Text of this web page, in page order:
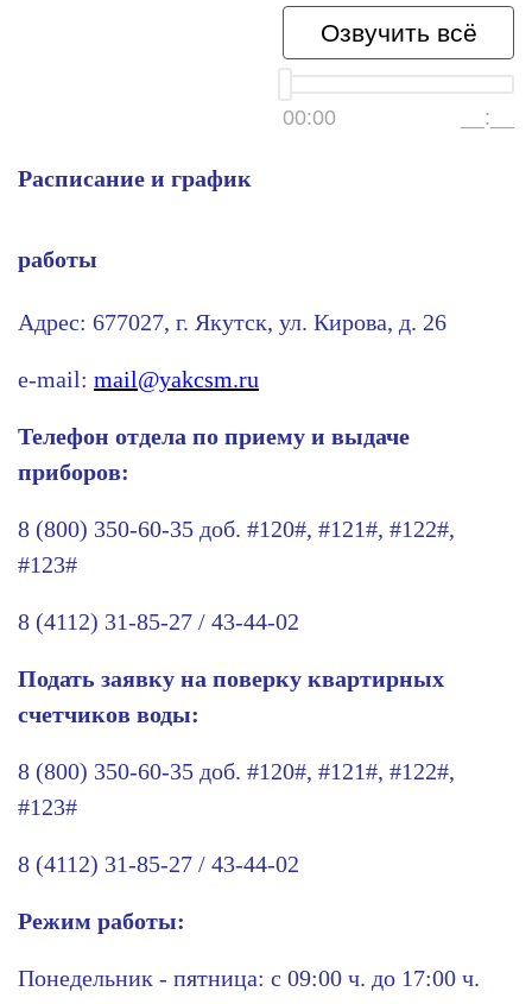
Озвучить всё
00:00 __:__
Расписание и график
работы
Адрес: 677027, г. Якутск, ул. Кирова, д. 26
e-mail: mail@yakcsm.ru
Телефон отдела по приему и выдаче
приборов:
8 (800) 350-60-35 доб. #120#, #121#, #122#,
#123#
8 (4112) 31-85-27 / 43-44-02
Подать заявку на поверку квартирных
счетчиков воды:
8 (800) 350-60-35 доб. #120#, #121#, #122#,
#123#
8 (4112) 31-85-27 / 43-44-02
Режим работы:
Понедельник - пятница: с 09:00 ч. до 17:00 ч.